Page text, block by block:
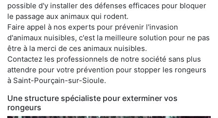
possible d'y installer des défenses efficaces pour bloquer
le passage aux animaux qui rodent.
Faire appel à nos experts pour prévenir l'invasion
d'animaux nuisibles, c'est la meilleure solution pour ne pas
être à la merci de ces animaux nuisibles.
Contactez les professionnels de notre société sans plus
attendre pour votre prévention pour stopper les rongeurs
à Saint-Pourçain-sur-Sioule.
Une structure spécialiste pour exterminer vos
rongeurs